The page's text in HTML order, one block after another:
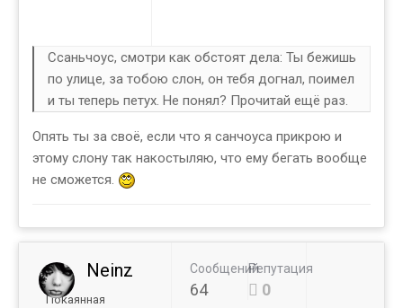
Ссаньчоус, смотри как обстоят дела: Ты бежишь
по улице, за тобою слон, он тебя догнал, поимел
и ты теперь петух. Не понял? Прочитай ещё раз.
Опять ты за своё, если что я санчоуса прикрою и
этому слону так накостыляю, что ему бегать вообще
не сможется.
Neinz
Покаянная
Сообщений
64
Репутация
0